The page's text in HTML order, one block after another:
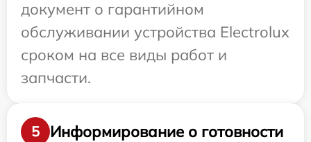
документ о гарантийном
обслуживании устройства Electrolux
сроком на все виды работ и
запчасти.
5
Информирование о готовности